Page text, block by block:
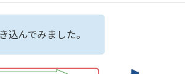
込んでみました。